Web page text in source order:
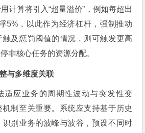
计算将引入“超量溢价”，例如每超出
5%，以此作为经济杠杆，强制推动
及惩罚阈值的情况，则可触发更高
非核心任务的资源分配。
与多维度关联
适应业务的周期性波动与突发性变
制至关重要。系统应支持基于历史
别业务的波峰与波谷，预设不同时